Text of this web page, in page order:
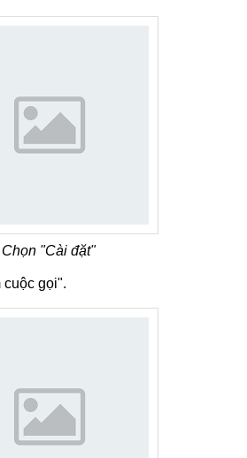
Chọn "Cài đặt"
cuộc gọi".